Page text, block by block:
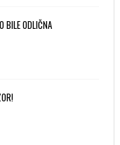
BILE ODLIČNA